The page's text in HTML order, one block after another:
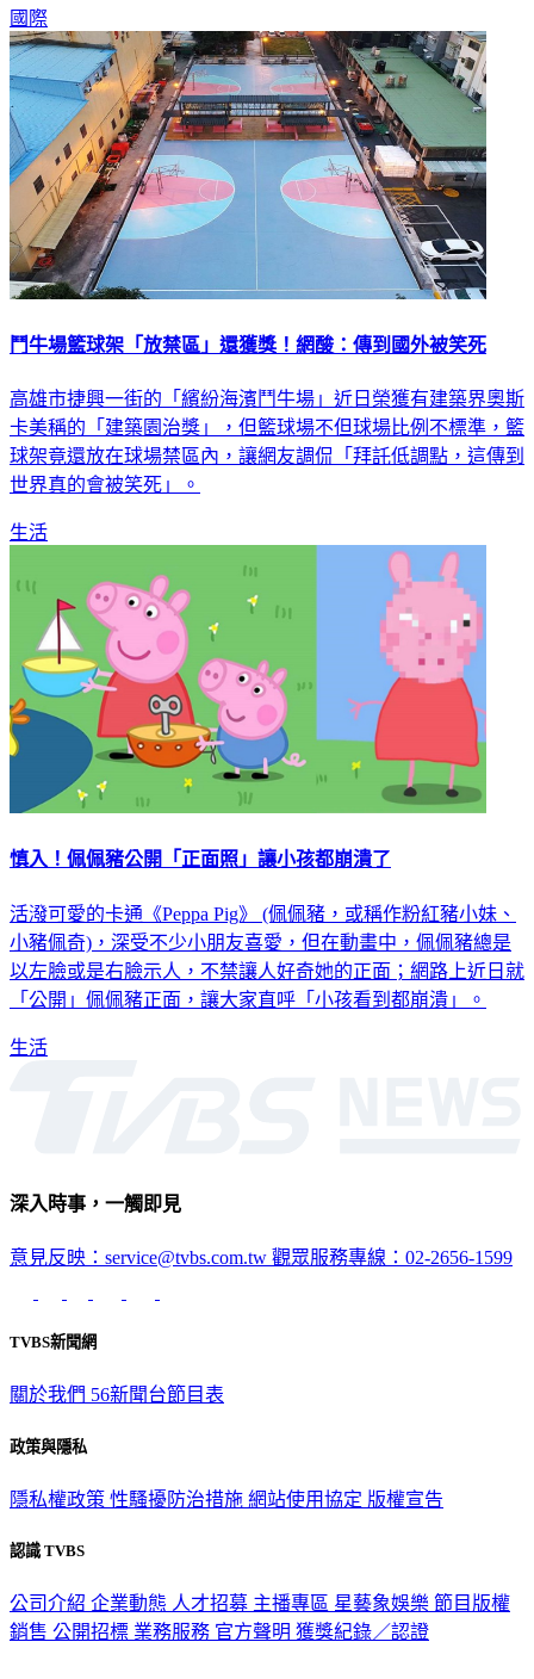
國際
鬥牛場籃球架「放禁區」還獲獎！網酸：傳到國外被笑死
高雄市捷興一街的「繽紛海濱鬥牛場」近日榮獲有建築界奧斯
卡美稱的「建築園治獎」，但籃球場不但球場比例不標準，籃
球架竟還放在球場禁區內，讓網友調侃「拜託低調點，這傳到
世界真的會被笑死」。
生活
慎入！佩佩豬公開「正面照」讓小孩都崩潰了
活潑可愛的卡通《Peppa Pig》 (佩佩豬，或稱作粉紅豬小妹、
小豬佩奇)，深受不少小朋友喜愛，但在動畫中，佩佩豬總是
以左臉或是右臉示人，不禁讓人好奇她的正面；網路上近日就
「公開」佩佩豬正面，讓大家直呼「小孩看到都崩潰」。
生活
深入時事，一觸即見
意見反映：service@tvbs.com.tw 觀眾服務專線：02-2656-1599
TVBS新聞網
關於我們 56新聞台節目表
政策與隱私
隱私權政策 性騷擾防治措施 網站使用協定 版權宣告
認識 TVBS
公司介紹 企業動態 人才招募 主播專區 星藝象娛樂 節目版權
銷售 公開招標 業務服務 官方聲明 獲獎紀錄／認證